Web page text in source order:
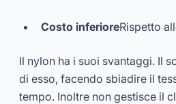
Costo inferioreRispetto
Il nylon ha i suoi svantaggi. Il
di esso, facendo sbiadire il
tempo. Inoltre non gestisce il